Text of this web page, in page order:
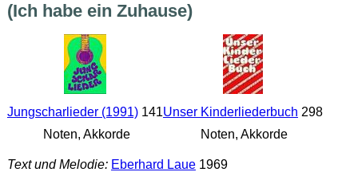
(Ich habe ein Zuhause)
Jungscharlieder (1991)141
Noten, Akkorde
Unser Kinderliederbuch 298
Noten, Akkorde
Text und Melodie: Eberhard Laue1969